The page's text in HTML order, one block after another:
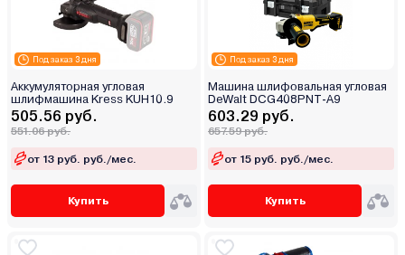
Под заказ 3 дня
Аккумуляторная угловая
шлифмашина Kress KUH10.9
505.56 руб.
551.06 руб.
от 13 руб. руб./мес.
Купить
Под заказ 3 дня
Машина шлифовальная угловая
DeWalt DCG408PNT-A9
603.29 руб.
657.59 руб.
от 15 руб. руб./мес.
Купить